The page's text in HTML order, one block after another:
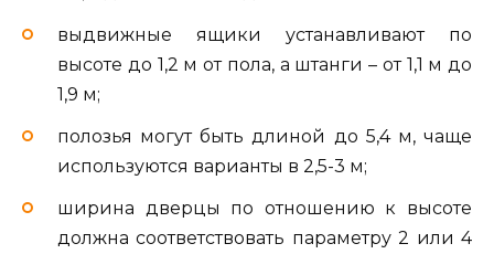
выдвижные ящики устанавливают по
высоте до 1,2 м от пола, а штанги – от 1,1 м до
1,9 м;
полозья могут быть длиной до 5,4 м, чаще
используются варианты в 2,5-3 м;
ширина дверцы по отношению к высоте
должна соответствовать параметру 2 или 4